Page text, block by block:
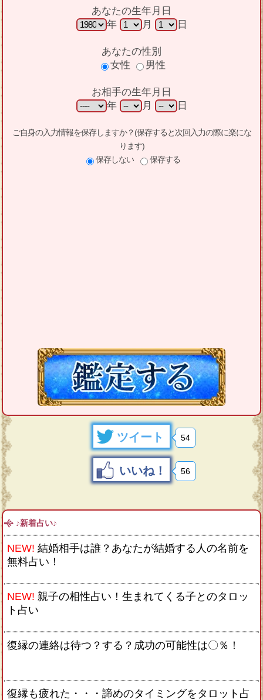
あなたの生年月日
年
月 日
あなたの性別
女性
男性
お相手の生年月日
年
月 日
ご自身の入力情報を保存しますか？(保存すると次回入力の際に楽にな
ります)
保存しない
保存する
ツイート 54
いいね！ 56
♪新着占い♪
NEW! 結婚相手は誰？あなたが結婚する人の名前を
無料占い！
NEW! 親子の相性占い！生まれてくる子とのタロッ
ト占い
復縁の連絡は待つ？する？成功の可能性は〇％！
復縁も疲れた・・・諦めのタイミングをタロット占